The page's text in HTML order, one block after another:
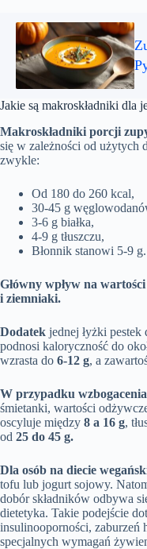
Jakie są makroskładniki dla
Makroskładniki porcji
się w zależności od użytych
zwykle:
Od 180 do 260 kcal,
30-45 g
3-6 g białka,
4-9 g tłuszczu,
Błonnik stanowi 5-9 g.
Główny wpływ na
i ziemniaki.
Dodatek jednej łyżki
podnosi kaloryczność do
wzrasta do 6-12 g, a
W przypadku
śmietanki, wartości
oscyluje między 8 a 16 g,
od 25 do 45 g.
Dla osób na diecie
tofu lub jogurt sojowy.
dobór składników odbywa
dietetyka. Takie podejście
insulinooporności,
specjalnych wymagań